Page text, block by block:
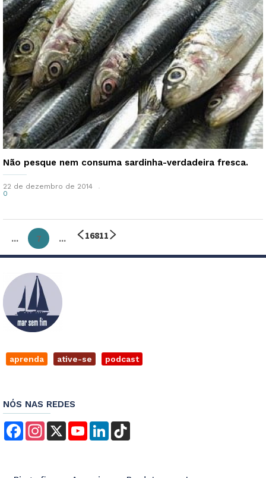
Não pesque nem consuma sardinha-verdadeira fresca.
22 de dezembro de 2014
0
1
... 6
7 8
... 11
aprenda ative-se podcast
NÓS NAS REDES
FacebookInstagram
X YouTubeLinkedIn